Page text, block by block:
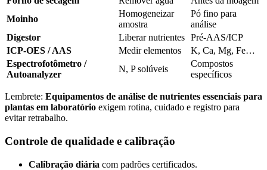
Moinho
Homogeneizar
amostra
Pó fino para
análise
Digestor
Liberar nutrientes Pré-AAS/ICP
ICP-OES / AAS
Medir elementos
K, Ca, Mg, Fe…
Espectrofotômetro /
Autoanalyzer
N, P solúveis
Compostos
específicos
Lembrete: Equipamentos de análise de nutrientes essenciais para
plantas em laboratório exigem rotina, cuidado e registro para
evitar retrabalho.
Controle de qualidade e calibração
Calibração diária com padrões certificados.